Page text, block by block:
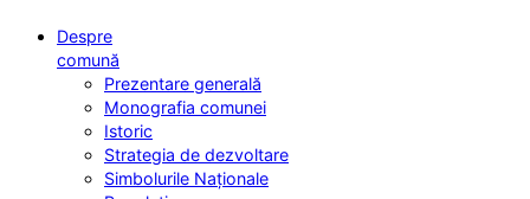
Despre
comună
Prezentare generală
Monografia comunei
Istoric
Strategia de dezvoltare
Simbolurile Naționale